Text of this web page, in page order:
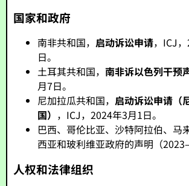
国家和政府
南非共和国，启动诉讼申请，ICJ
日。
土耳其共和国，南非诉以色列干预
月7日。
尼加拉瓜共和国，启动诉讼申请（
国） ，ICJ，2024年3月1日。
巴西、哥伦比亚、沙特阿拉伯、马
西亚和玻利维亚政府的声明（
人权和法律组织